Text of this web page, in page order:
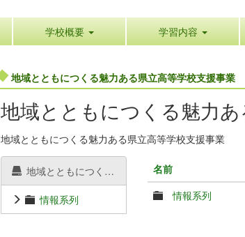
学校概要 学習内容
地域とともにつくる魅力ある県立高等学校支援事業
地域とともにつくる魅力
地域とともにつくる魅力ある県立高等学校支援事業
地域とともにつくる魅力ある県立高等学校支援事業
情報系列
名前
情報系列